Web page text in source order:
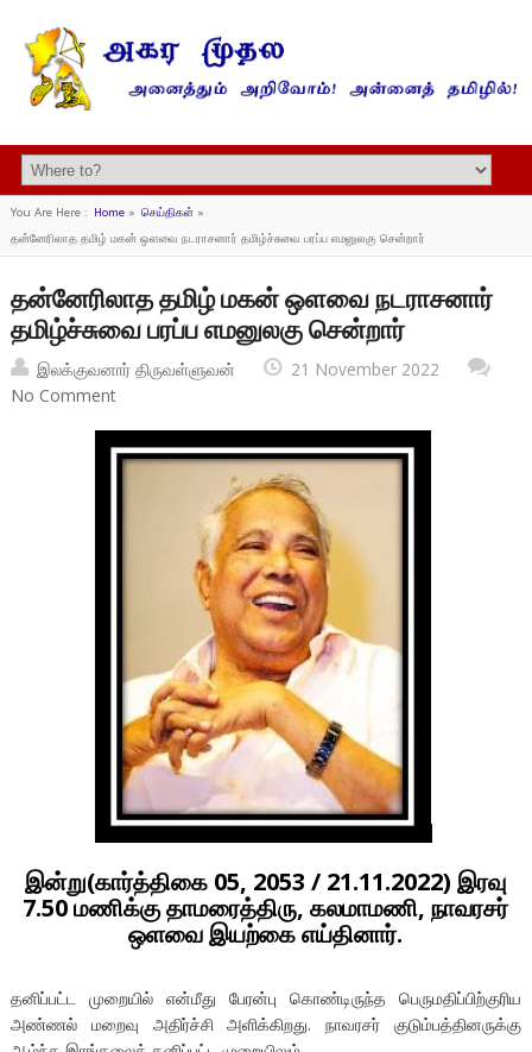
You Are Here : Home» செய்திகள்»
தன்னேரிலாத தமிழ் மகன் ஒளவை நடராசனார் தமிழ்ச்சுவை பரப்ப எமனுலகு சென்றார்
தன்னேரிலாத தமிழ் மகன் ஒளவை நடராசனார்
தமிழ்ச்சுவை பரப்ப எமனுலகு சென்றார்
இலக்குவனார் திருவள்ளுவன்
21 November 2022
No Comment
இன்று(கார்த்திகை 05, 2053 / 21.11.2022) இரவு
7.50 மணிக்கு தாமரைத்திரு, கலமாமணி, நாவரசர்
ஒளவை இயற்கை எய்தினார்.
தனிப்பட்ட முறையில் என்மீது பேரன்பு கொண்டிருந்த பெருமதிப்பிற்குரிய
அண்ணல் மறைவு அதிர்ச்சி அளிக்கிறது. நாவரசர் குடும்பத்தினருக்கு